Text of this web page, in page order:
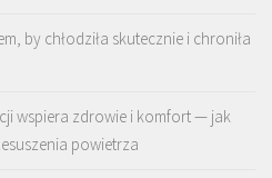
by chłodziła skutecznie i chroniła
wspiera zdrowie i komfort — jak
powietrza